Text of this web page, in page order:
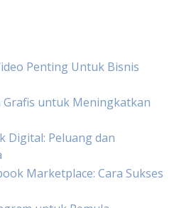
Penting Untuk Bisnis
Grafis untuk Meningkatkan
Digital: Peluang dan
Marketplace: Cara Sukses